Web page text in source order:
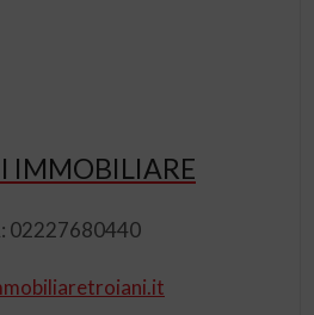
IMMOBILIARE
02227680440